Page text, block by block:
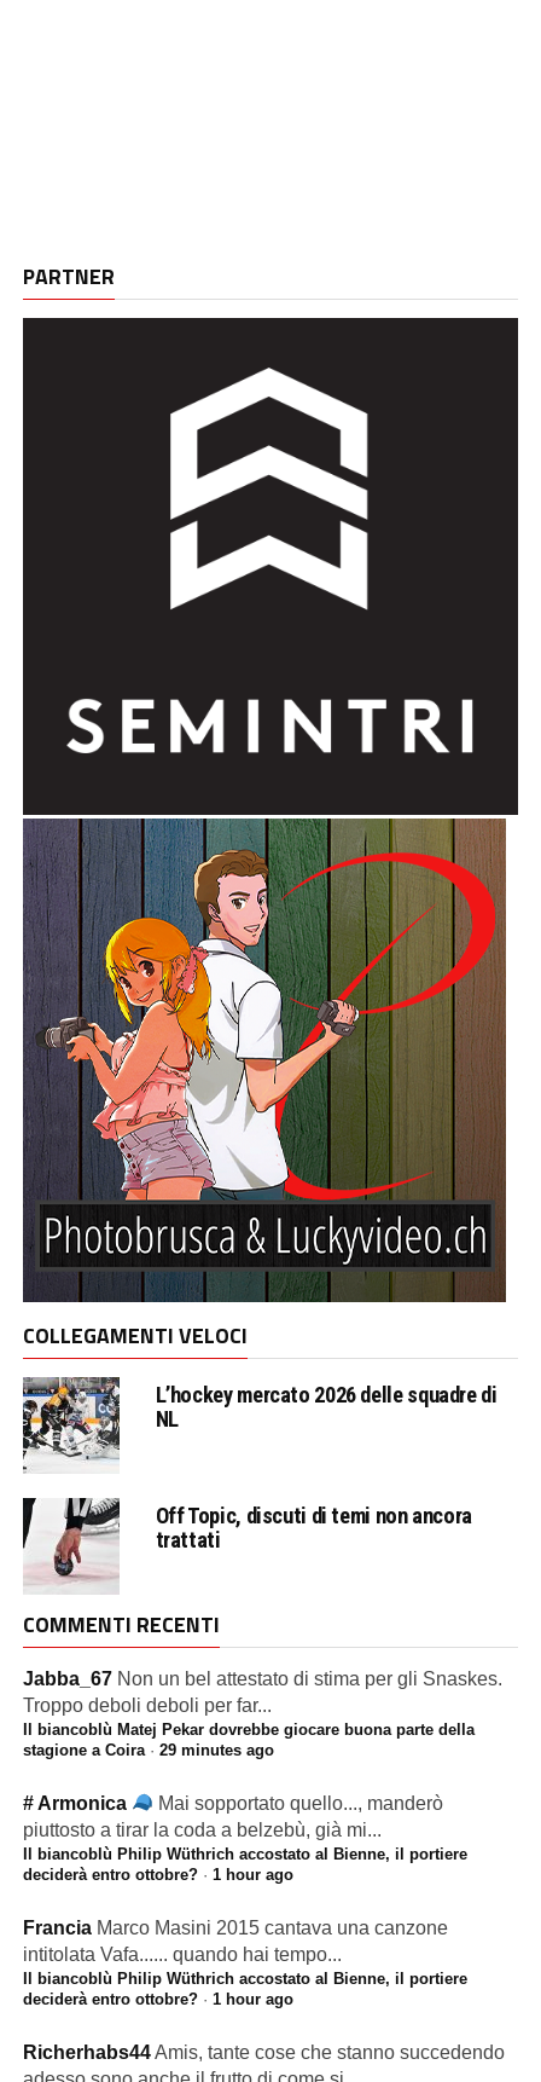
PARTNER
COLLEGAMENTI VELOCI
L’hockey mercato 2026 delle squadre di
NL
Off Topic, discuti di temi non ancora
trattati
COMMENTI RECENTI
Jabba_67 Non un bel attestato di stima per gli Snaskes.
Troppo deboli deboli per far...
Il biancoblù Matej Pekar dovrebbe giocare buona parte della
stagione a Coira· 29 minutes ago
# Armonica
Mai sopportato quello..., manderò
piuttosto a tirar la coda a belzebù, già mi...
Il biancoblù Philip Wüthrich accostato al Bienne, il portiere
deciderà entro ottobre?· 1 hour ago
Francia Marco Masini 2015 cantava una canzone
intitolata Vafa...... quando hai tempo...
Il biancoblù Philip Wüthrich accostato al Bienne, il portiere
deciderà entro ottobre?· 1 hour ago
Richerhabs44Amis, tante cose che stanno succedendo